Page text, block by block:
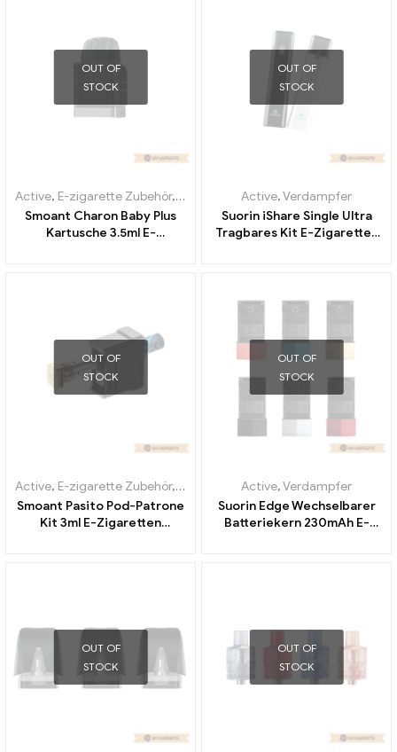
OUT OF
STOCK
Active, E-zigarette Zubehör, Verdampfer
Smoant Charon Baby Plus
Kartusche 3.5ml E-
OUT OF
STOCK
Active,Verdampfer
Suorin iShare Single Ultra
Tragbares Kit E-Zigaretten
OUT OF
STOCK
Active, E-zigarette Zubehör, Verdampfer
Smoant Pasito Pod-Patrone
Kit 3ml E-Zigaretten
OUT OF
STOCK
Active,Verdampfer
Suorin Edge Wechselbarer
Batteriekern 230mAh E-
OUT OF
STOCK
OUT OF
STOCK